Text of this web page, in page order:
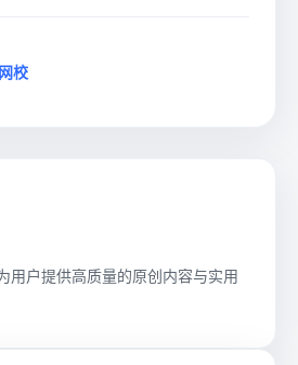
校
用户提供高质量的原创内容与实用